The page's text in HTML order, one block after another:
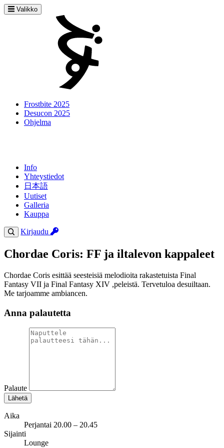
Valikko
Frostbite 2025
Desucon 2025
Ohjelma
Info
Yhteystiedot
日本語
Uutiset
Galleria
Kauppa
Kirjaudu
Chordae Coris: FF ja iltalevon kappaleet
Chordae Coris esittää seesteisiä melodioita rakastetuista Final
Fantasy VII ja Final Fantasy XIV ,peleistä. Tervetuloa desuiltaan.
Me tarjoamme ambiancen.
Anna palautetta
Palaute
Lähetä
Aika
Perjantai 20.00 – 20.45
Sijainti
Lounge